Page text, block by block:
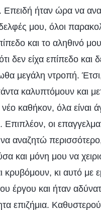
Επειδή ήταν ώρα να
μου, όλοι
και το αληθινό
δεν είχα επίπεδο και
μεγάλη ντροπή.
καλυπτόμουν και
καθήκον, όλα είναι
οι
αναζητώ
και μόνη μου να
κρυβόμουν, κι αυτό με
έργου και ήταν
επιζήμια.